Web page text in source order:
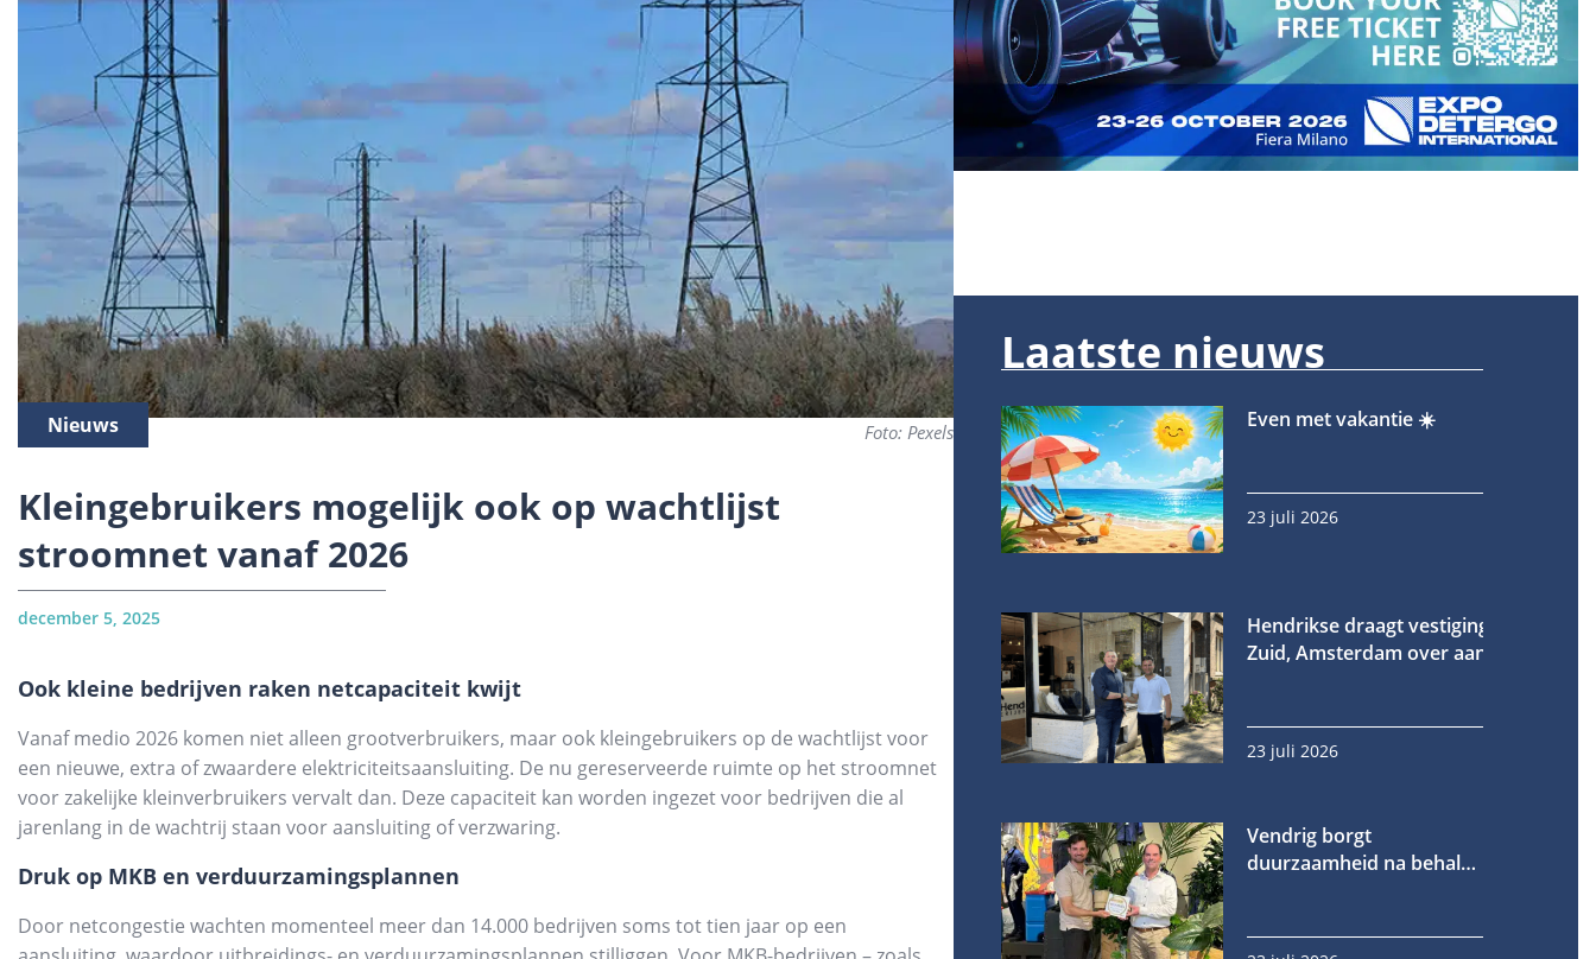
Nieuws Foto: Pexels
Kleingebruikers mogelijk ook op wachtlijst
stroomnet vanaf 2026
december 5, 2025
Ook kleine bedrijven raken netcapaciteit kwijt
Vanaf medio 2026 komen niet alleen grootverbruikers, maar ook kleingebruikers op de wachtlijst voor
een nieuwe, extra of zwaardere elektriciteitsaansluiting. De nu gereserveerde ruimte op het stroomnet
voor zakelijke kleinverbruikers vervalt dan. Deze capaciteit kan worden ingezet voor bedrijven die al
jarenlang in de wachtrij staan voor aansluiting of verzwaring.
Druk op MKB en verduurzamingsplannen
Door netcongestie wachten momenteel meer dan 14.000 bedrijven soms tot tien jaar op een
Laatste nieuws
Even met vakantie ☀️
23 juli 2026
Hendrikse draagt vestiging in Oud-
Zuid, Amsterdam over aan Fornet
23 juli 2026
Vendrig borgt
duurzaamheid na behalen